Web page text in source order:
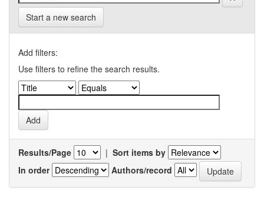
Start a new search
Add filters:
Use filters to refine the search results.
Results/Page | Sort items by
In order
Authors/record